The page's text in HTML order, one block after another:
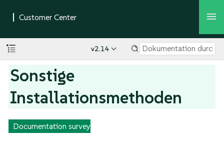
v2.14
Sonstige
Installationsmethoden
Documentation survey